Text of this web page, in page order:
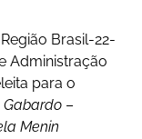
Brasil-22-
Administração
para o
Gabardo –
Menin